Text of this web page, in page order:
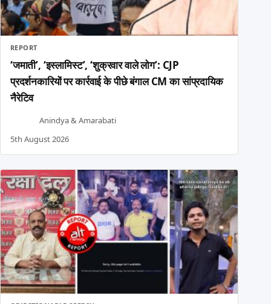
REPORT
‘जमाती’, ‘इस्लामिस्ट’, ‘शुक्रवार वाले लोग’: CJP
प्रदर्शनकारियों पर कार्रवाई के पीछे बंगाल CM का सांप्रदायिक
नैरेटिव
Anindya& Amarabati
5th August 2026